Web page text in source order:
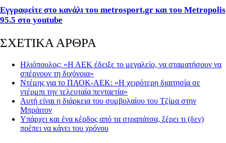
Εγγραφείτε στο κανάλι του metrosport.gr και του Metropolis
95.5 στο youtube
ΣΧΕΤΙΚΑ ΑΡΘΡΑ
Ηλιόπουλος: «Η ΑΕΚ έδειξε το μεγαλείο, να σταματήσουν να
σπέρνουν τη διχόνοια»
Ντέμης για το ΠΑΟΚ-ΑΕΚ: «Η χειρότερη διαιτησία σε
ντέρμπι την τελευταία πενταετία»
Αυτή είναι η διάρκεια του συμβολαίου του Τζίμα στην
Μπράιτον
Υπάρχει και ένα κέρδος από τα στραπάτσα, ξέρει τι (δεν)
πρέπει να κάνει του χρόνου